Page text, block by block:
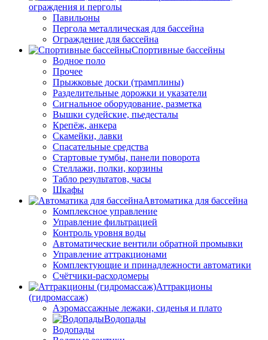
ограждения и перголы
Павильоны
Пергола металлическая для бассейна
Ограждение для бассейна
Спортивные бассейны
Водное поло
Прочее
Прыжковые доски (трамплины)
Разделительные дорожки и указатели
Cигнальное оборудование, разметка
Вышки судейские, пьедесталы
Крепёж, анкера
Скамейки, лавки
Спасательные средства
Стартовые тумбы, панели поворота
Стеллажи, полки, корзины
Табло результатов, часы
Шкафы
Автоматика для бассейна
Комплексное управление
Управление фильтрацией
Контроль уровня воды
Автоматические вентили обратной промывки
Управление аттракционами
Комплектующие и принадлежности автоматики
Счётчики-расходомеры
Аттракционы
(гидромассаж)
Аэромассажные лежаки, сиденья и плато
Водопады
Водопады